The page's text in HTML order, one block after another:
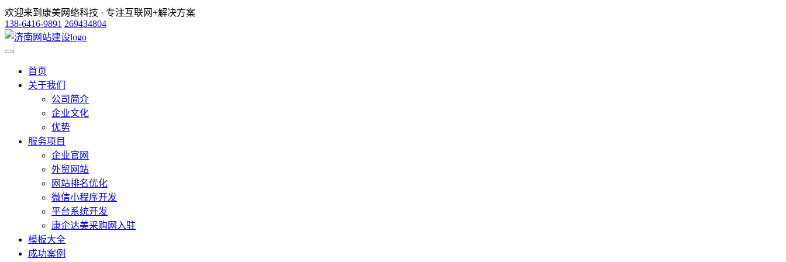
欢迎来到康美网络科技 · 专注互联网+解决方案
138-6416-9891 269434804
首页
关于我们
公司简介
企业文化
优势
服务项目
企业官网
外贸网站
网站排名优化
微信小程序开发
平台系统开发
康企达美采购网入驻
模板大全
成功案例